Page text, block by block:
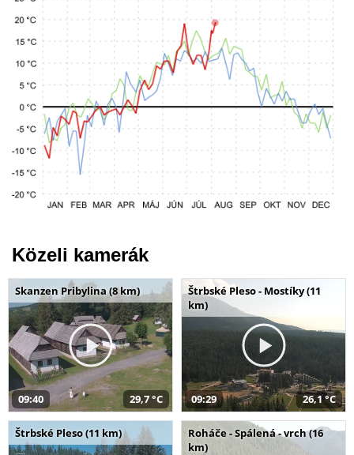
Közeli kamerák
Skanzen Pribylina (8 km)
09:40 29,7 °C
Štrbské Pleso - Mostíky (11
km)
09:29 26,1 °C
Štrbské Pleso (11 km)
Roháče - Spálená - vrch (16
km)